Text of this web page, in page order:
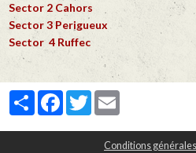
Sector 2 Cahors
Sector 3 Perigueux
Sector 4 Ruffec
PartagerFacebook
Twitter
Conditions